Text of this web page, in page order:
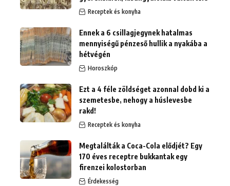
Receptek és konyha
Ennek a 6 csillagjegynek hatalmas
mennyiségű pénzeső hullik a nyakába a
hétvégén
Horoszkóp
Ezt a 4 féle zöldséget azonnal dobd ki a
szemetesbe, nehogy a húslevesbe
rakd!
Receptek és konyha
Megtalálták a Coca-Cola elődjét? Egy
170 éves receptre bukkantak egy
firenzei kolostorban
Érdekesség